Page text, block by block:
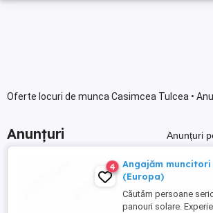
Oferte locuri de munca Casimcea Tulcea •
Anunțuri Anunțuri
4
Angajăm
(Europa)
Căutăm persoane
panouri solare.